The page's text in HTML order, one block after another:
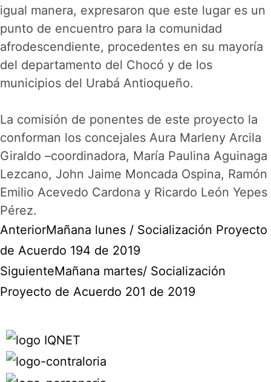
igual manera, expresaron que este lugar es un
punto de encuentro para la comunidad
afrodescendiente, procedentes en su mayoría
del departamento del Chocó y de los
municipios del Urabá Antioqueño.
La comisión de ponentes de este proyecto la
conforman los concejales Aura Marleny Arcila
Giraldo –coordinadora, María Paulina Aguinaga
Lezcano, John Jaime Moncada Ospina, Ramón
Emilio Acevedo Cardona y Ricardo León Yepes
Pérez.
AnteriorMañana lunes / Socialización Proyecto
de Acuerdo 194 de 2019
SiguienteMañana martes/ Socialización
Proyecto de Acuerdo 201 de 2019